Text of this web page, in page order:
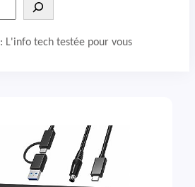
L'info tech testée pour vous